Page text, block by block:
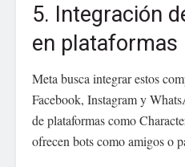
5. Integración
en plataformas
Meta busca integrar estos
Facebook, Instagram y
de plataformas como
ofrecen bots como amigos o